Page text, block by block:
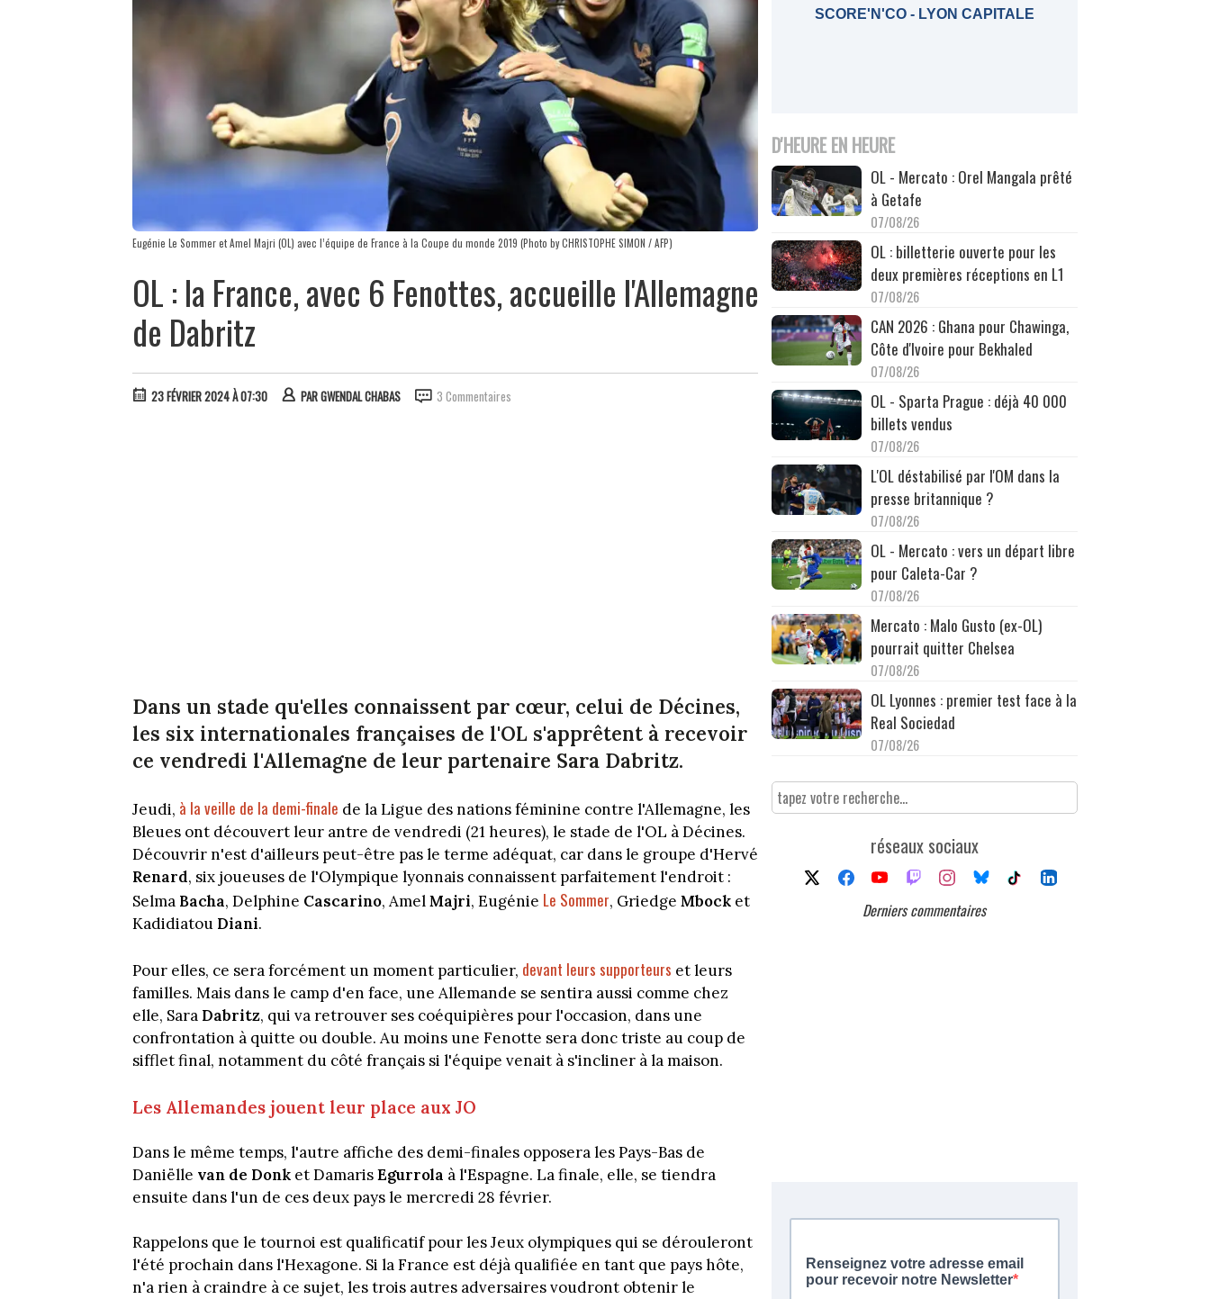
Eugénie Le Sommer et Amel Majri (OL) avec l’équipe de France à la Coupe du monde 2019 (Photo by CHRISTOPHE SIMON / AFP)
OL : la France, avec 6 Fenottes, accueille l'Allemagne
de Dabritz
23 FÉVRIER 2024 À 07:30 PARGWENDAL CHABAS 3 Commentaires
Dans un stade qu'elles connaissent par cœur, celui de Décines,
les six internationales françaises de l'OL s'apprêtent à recevoir
ce vendredi l'Allemagne de leur partenaire Sara Dabritz.
Jeudi, à la veille de la demi-finale de la Ligue des nations féminine contre l'Allemagne, les
Bleues ont découvert leur antre de vendredi (21 heures), le stade de l'OL à Décines.
Découvrir n'est d'ailleurs peut-être pas le terme adéquat, car dans le groupe d'Hervé
Renard, six joueuses de l'Olympique lyonnais connaissent parfaitement l'endroit :
Selma Bacha, Delphine Cascarino, AmelMajri, Eugénie Le Sommer, Griedge Mbock et
Kadidiatou Diani.
Pour elles, ce sera forcément un moment particulier, devant leurs supporteurs et leurs
familles. Mais dans le camp d'en face, une Allemande se sentira aussi comme chez
elle, Sara Dabritz, qui va retrouver ses coéquipières pour l'occasion, dans une
confrontation à quitte ou double. Au moins une Fenotte sera donc triste au coup de
sifflet final, notamment du côté français si l'équipe venait à s'incliner à la maison.
Les Allemandes jouent leur place aux JO
Dans le même temps, l'autre affiche des demi-finales opposera les Pays-Bas de
Daniëlle van de Donk et DamarisEgurrola à l'Espagne. La finale, elle, se tiendra
ensuite dans l'un de ces deux pays le mercredi 28 février.
Rappelons que le tournoi est qualificatif pour les Jeux olympiques qui se dérouleront
l'été prochain dans l'Hexagone. Si la France est déjà qualifiée en tant que pays hôte,
n'a rien à craindre à ce sujet, les trois autres adversaires voudront obtenir le
SCORE'N'CO - LYON CAPITALE
D'HEURE EN HEURE
OL - Mercato : Orel Mangala prêté
à Getafe
07/08/26
OL : billetterie ouverte pour les
deux premières réceptions en L1
07/08/26
CAN 2026 : Ghana pour Chawinga,
Côte d'Ivoire pour Bekhaled
07/08/26
OL - Sparta Prague : déjà 40 000
billets vendus
07/08/26
L'OL déstabilisé par l'OM dans la
presse britannique ?
07/08/26
OL - Mercato : vers un départ libre
pour Caleta-Car ?
07/08/26
Mercato : Malo Gusto (ex-OL)
pourrait quitter Chelsea
07/08/26
OL Lyonnes : premier test face à la
Real Sociedad
07/08/26
réseaux sociaux
Derniers commentaires